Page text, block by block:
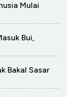
Mulai
Bui,
Bakal Sasar